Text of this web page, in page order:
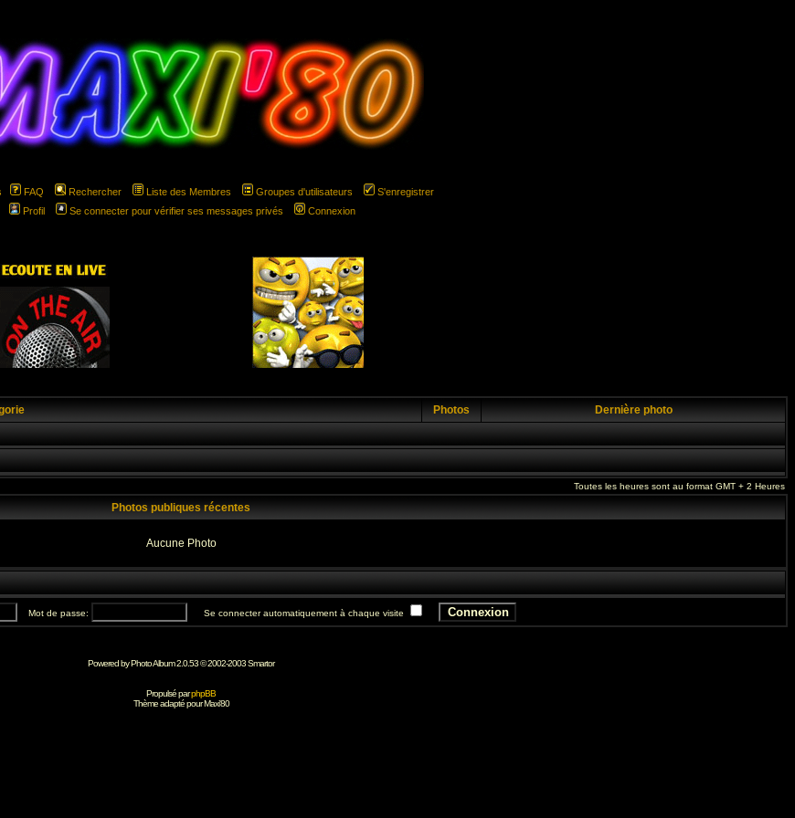
FAQ Rechercher Liste des Membres Groupes d'utilisateurs
S'enregistrer
Profil
Se connecter pour vérifier ses messages privés Connexion
Photos
Dernière photo
Toutes les heures sont au format GMT + 2 Heures
Photos publiques récentes
Aucune Photo
Mot de passe: Se connecter automatiquement à chaque visite
Powered by Photo Album 2.0.53 © 2002-2003Smartor
Propulsé parphpBB
Thème adapté pourMaxi'80